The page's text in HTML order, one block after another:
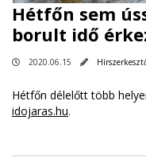
Hétfőn sem
borult idő
2020.06.15
Hétfőn délelőtt több
idojaras.hu.